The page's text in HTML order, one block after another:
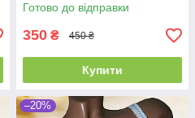
Готово до відправки
350 ₴ 450 ₴
Купити
–20%